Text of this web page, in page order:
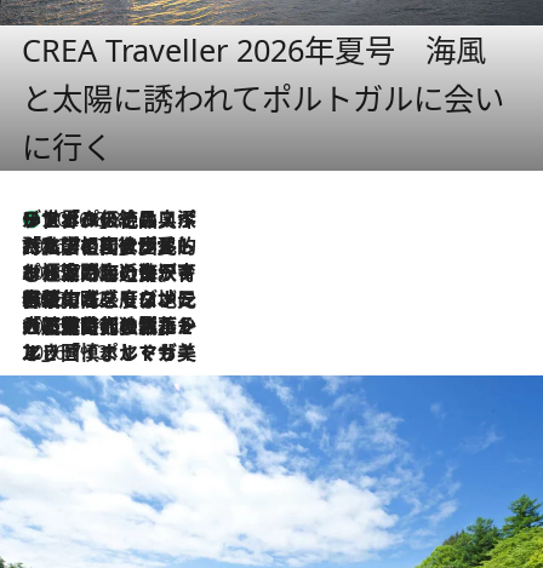
CREA Traveller 2026年夏号 海風
と太陽に誘われてポルトガルに会い
に行く
2026.8.8
リスボンの絶品スイーツ「パステル・デ・ナタ」とは？ポルトガル伝統の奥深い世界へ
2026.7.27
「私の祖国はポルトガル語です」国民的詩人フェルナンド・ペソアと、彼が愛した文学の街を歩く
2026.7.26
ポルトガル近海が育む極上の海の幸。キリリと冷えた白ワインと愉しむ、シーフード専門店の贅沢
2026.7.22
伝統の味をモダンに昇華。高感度な地元客が集う、リスボンの最旬ガストロノミー
2026.7.21
大航海時代の栄華から、震災、独裁、そして革命へ。ポルトガル・首都リスボンの石畳に刻まれた「歴史の光と影」
2026.7.13
エッセイ・ヤマザキマリ「慎ましくも美しき国 ポルトガル」